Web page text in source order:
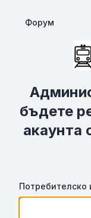
Форум
бъдете
акаунта
Потребителско